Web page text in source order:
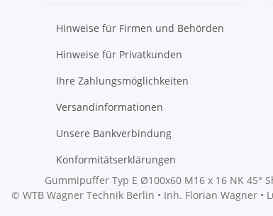
Hinweise für Firmen und Behörden
Hinweise für Privatkunden
Ihre Zahlungsmöglichkeiten
Versandinformationen
Unsere Bankverbindung
Konformitätserklärungen
Gummipuffer Typ E Ø100x60 M16 x 16 NK 45°
© WTB Wagner Technik Berlin • Inh. Florian Wagner •